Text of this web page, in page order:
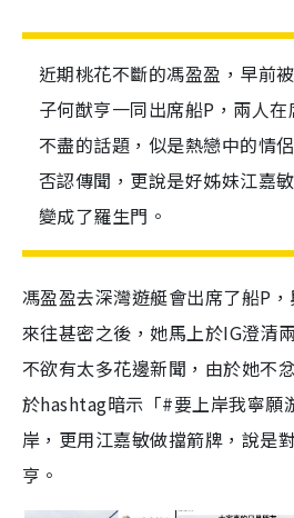
近期桃花不斷的馮盈盈，早前
子何猷亨一同出席船P，兩人
不盡的話題，似是熱戀中的情
否認傳聞，更說是好姊妹江嘉
變成了羅生門。
馮盈盈去深灣遊艇會出席了船P
來往甚密之後，她馬上於IG澄清
不欲有太多花邊新聞，由於她不
於hashtag暗示「#要上岸我寧願
岸，更用江嘉敏做擋箭牌，說是
亨。